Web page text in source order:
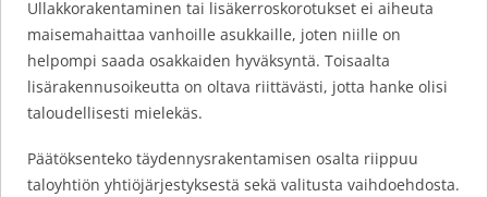
Ullakkorakentaminen tai lisäkerroskorotukset ei aiheuta
maisemahaittaa vanhoille asukkaille, joten niille on
helpompi saada osakkaiden hyväksyntä. Toisaalta
lisärakennusoikeutta on oltava riittävästi, jotta hanke olisi
taloudellisesti mielekäs.
Päätöksenteko täydennysrakentamisen osalta riippuu
taloyhtiön yhtiöjärjestyksestä sekä valitusta vaihdoehdosta.